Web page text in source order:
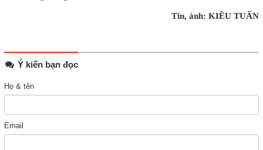
Tin, ảnh: KIỀU TUẤN
Ý kiến bạn đọc
Họ & tên
Email